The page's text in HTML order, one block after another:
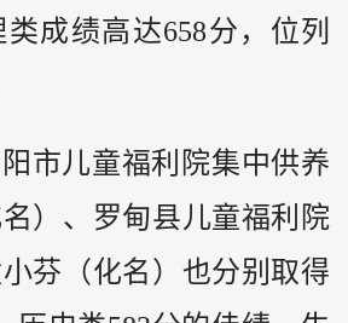
类成绩高达658分，位列
市儿童福利院集中供养
）、罗甸县儿童福利院
芬（化名）也分别取得